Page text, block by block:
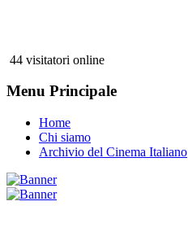
44 visitatori online
Menu Principale
Home
Chi siamo
Archivio del Cinema Italiano